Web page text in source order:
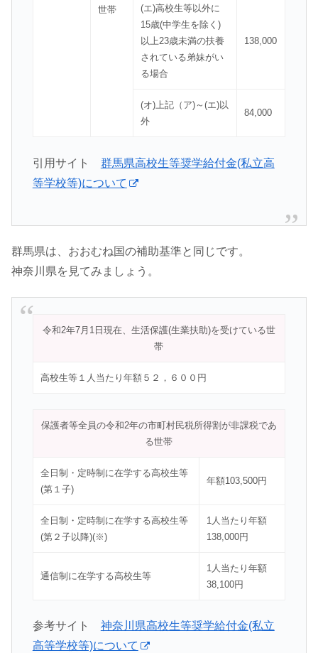
世帯
(エ)高校生等以外に
15歳(中学生を除く)
以上23歳未満の扶養
されている弟妹がい
る場合
138,000
(オ)上記（ア)～(エ)以
外
84,000
引用サイト 群馬県高校生等奨学給付金(私立高
等学校等)について
群馬県は、おおむね国の補助基準と同じです。
神奈川県を見てみましょう。
令和2年7月1日現在、生活保護(生業扶助)を受けている世
帯
高校生等１人当たり年額５２，６００円
保護者等全員の令和2年の市町村民税所得割が非課税であ
る世帯
全日制・定時制に在学する高校生等
(第１子)
年額103,500円
全日制・定時制に在学する高校生等
(第２子以降)(※)
1人当たり年額
138,000円
通信制に在学する高校生等
1人当たり年額
38,100円
参考サイト 神奈川県高校生等奨学給付金(私立
高等学校等)について